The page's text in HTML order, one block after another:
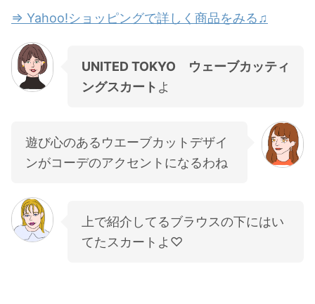
⇒ Yahoo!ショッピングで詳しく商品をみる♫
UNITED TOKYO ウェーブカッティ
ングスカート よ
遊び心のあるウエーブカットデザイ
ンがコーデのアクセントになるわね
上で紹介してるブラウスの下にはい
てたスカートよ♡